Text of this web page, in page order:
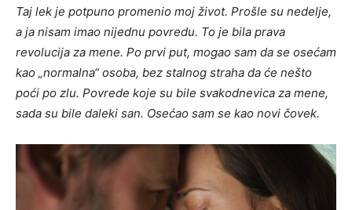
Taj lek je potpuno promenio moj život. Prošle su nedelje,
a ja nisam imao nijednu povredu. To je bila prava
revolucija za mene. Po prvi put, mogao sam da se osećam
kao „normalna“ osoba, bez stalnog straha da će nešto
poći po zlu. Povrede koje su bile svakodnevica za mene,
sada su bile daleki san. Osećao sam se kao novi čovek.